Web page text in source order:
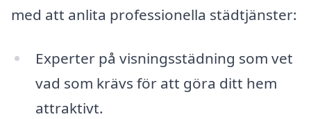
med att anlita professionella städtjänster:
Experter på visningsstädning som vet
vad som krävs för att göra ditt hem
attraktivt.